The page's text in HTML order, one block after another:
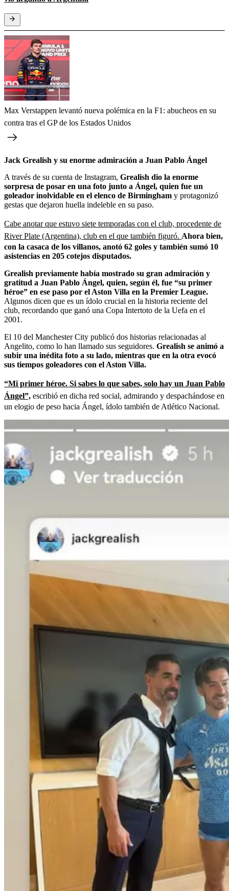
Max Verstappen levantó nueva polémica en la F1: abucheos en su
contra tras el GP de los Estados Unidos
Jack Grealish y su enorme admiración a Juan Pablo Ángel
A través de su cuenta de Instagram, Grealish dio la enorme
sorpresa de posar en una foto junto a Ángel, quien fue un
goleador inolvidable en el elenco de Birmingham y protagonizó
gestas que dejaron huella indeleble en su paso.
Cabe anotar que estuvo siete temporadas con el club, procedente de
River Plate (Argentina), club en el que también figuró. Ahora bien,
con la casaca de los villanos, anotó 62 goles y también sumó 10
asistencias en 205 cotejos disputados.
Grealish previamente había mostrado su gran admiración y
gratitud a Juan Pablo Ángel, quien, según él, fue “su primer
héroe” en ese paso por el Aston Villa en la Premier League.
Algunos dicen que es un ídolo crucial en la historia reciente del
club, recordando que ganó una Copa Intertoto de la Uefa en el
2001.
El 10 del Manchester City publicó dos historias relacionadas al
Angelito, como lo han llamado sus seguidores. Grealish se animó a
subir una inédita foto a su lado, mientras que en la otra evocó
sus tiempos goleadores con el Aston Villa.
“Mi primer héroe. Si sabes lo que sabes, solo hay un Juan Pablo
Ángel”, escribió en dicha red social, admirando y despachándose en
un elogio de peso hacia Ángel, ídolo también de Atlético Nacional.